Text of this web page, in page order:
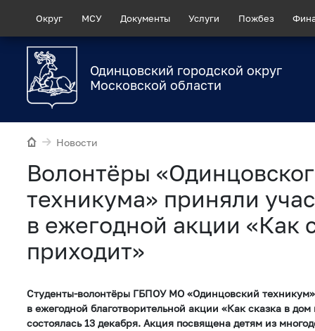
Округ МСУ Документы Услуги Пожбез
Одинцовский городской округ
Московской области
Новости
Волонтёры
техникума» приняли
в ежегодной акции «Как
приходит»
Студенты-волонтёры ГБПОУ МО «Одинцовский
в ежегодной благотворительной акции «Как сказка в дом
состоялась 13 декабря. Акция посвящена детям из